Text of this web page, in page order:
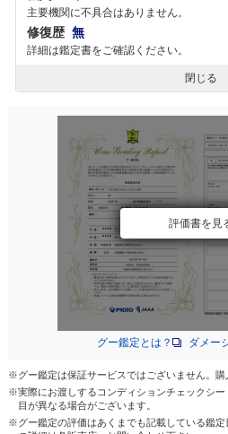
主要機関に不具合はありません。
修復歴 無
詳細は鑑定書をご確認ください。
閉じる
評価書を見
グー鑑定とは？ ダメー
※グー鑑定は保証サービスではございません。購
※実際にお渡しするコンディションチェックシ
目が異なる場合がございます。
※グー鑑定の評価はあくまでも記載している鑑